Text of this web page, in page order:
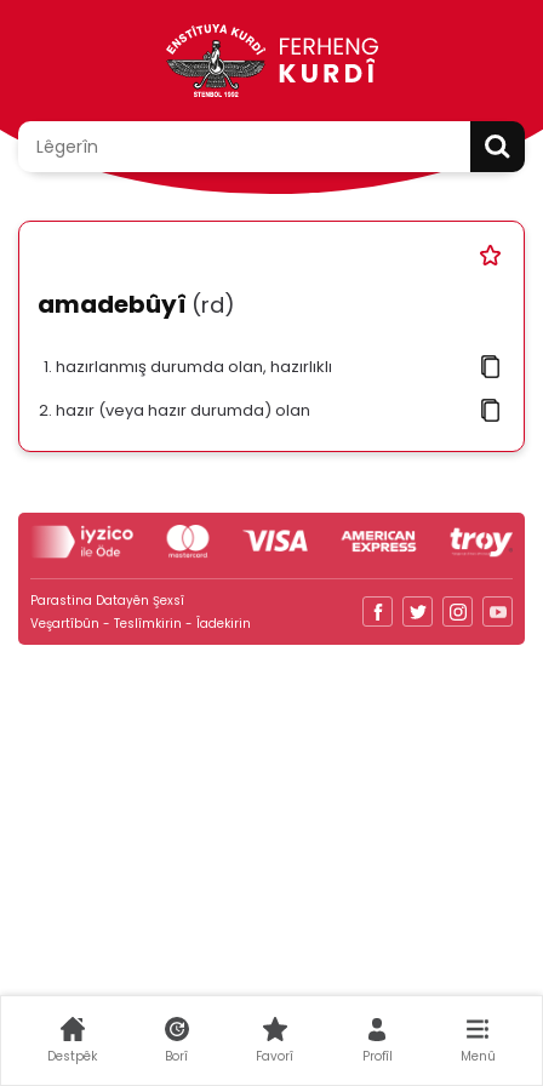
amadebûyî (rd)
hazırlanmış durumda olan, hazırlıklı
hazır (veya hazır durumda) olan
Parastina Datayên Şexsî
Veşartîbûn - Teslîmkirin - Îadekirin
Destpêk Borî Favorî Profîl Menû